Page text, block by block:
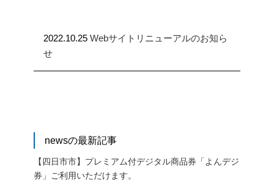
2022.10.25 Webサイトリニューアルのお知ら
せ
newsの最新記事
【四日市市】プレミアム付デジタル商品券「よんデジ
券」ご利用いただけます。